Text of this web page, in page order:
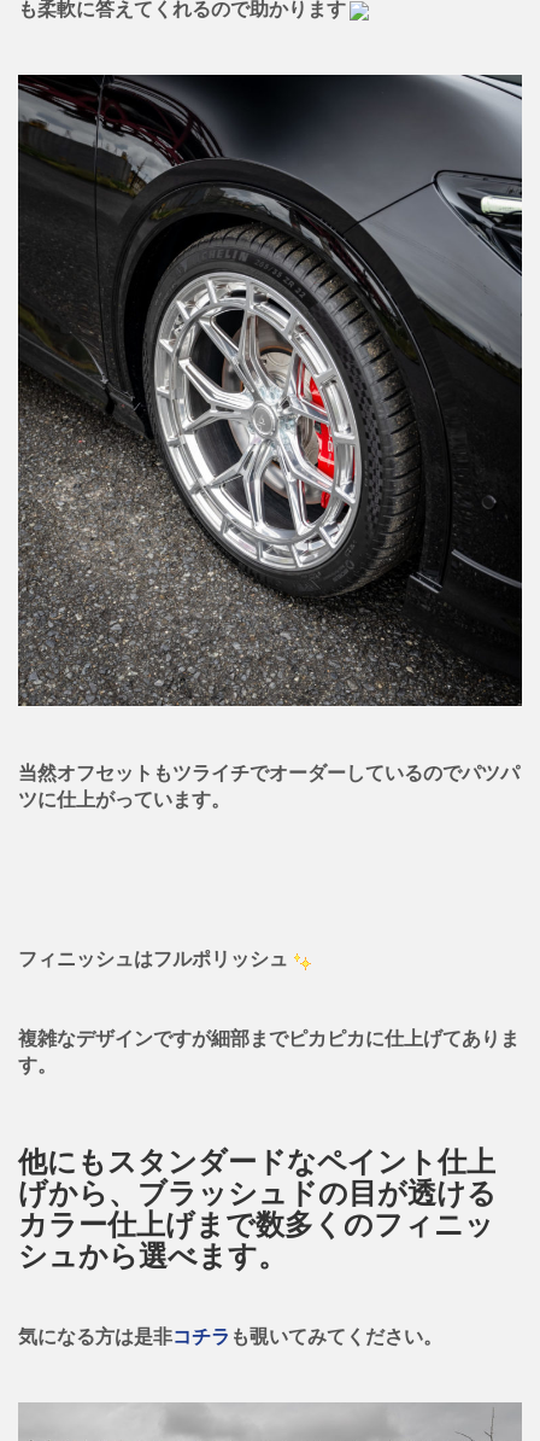
も柔軟に答えてくれるので助かります
当然オフセットもツライチでオーダーしているのでパツパ
ツに仕上がっています。
フィニッシュはフルポリッシュ
複雑なデザインですが細部までピカピカに仕上げてありま
す。
他にもスタンダードなペイント仕上
げから、ブラッシュドの目が透ける
カラー仕上げまで数多くのフィニッ
シュから選べます。
気になる方は是非コチラ も覗いてみてください。